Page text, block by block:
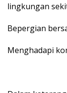
lingkungan
Bepergian
Menghadapi